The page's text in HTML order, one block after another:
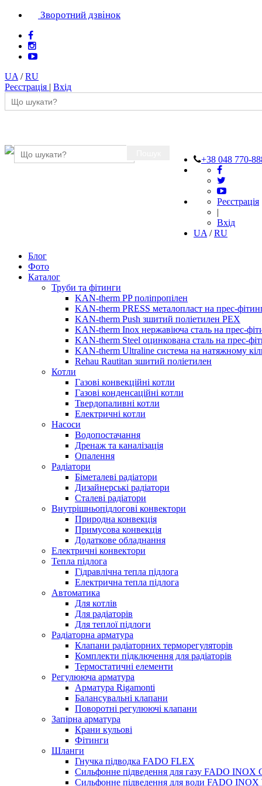
Зворотний дзвінок
UA /RU
Реєстрація | Вхід
+38 048 770-
Реєстрація
|
Вхід
UA /RU
Блог
Фото
Каталог
Труби та фітинги
KAN-therm PP поліпропілен
KAN-therm PRESS металопласт на прес-
KAN-therm Push зшитий поліетилен PEX
KAN-therm Inox нержавіюча сталь на прес-
KAN-therm Steel оцинкована сталь на прес-
KAN-therm Ultraline система на натяжному
Rehau Rautitan зшитий поліетилен
Котли
Газові конвекційні котли
Газові конденсаційні котли
Твердопаливні котли
Електричні котли
Насоси
Водопостачання
Дренаж та каналізація
Опалення
Радіатори
Біметалеві радіатори
Дизайнерські радіатори
Сталеві радіатори
Внутрішньопідлогові конвектори
Природна конвекція
Примусова конвекція
Додаткове обладнання
Електричні конвектори
Тепла підлога
Гідравлічна тепла підлога
Електрична тепла підлога
Автоматика
Для котлів
Для радіаторів
Для теплої підлоги
Радіаторна арматура
Клапани радіаторних терморегуляторів
Комплекти підключення для радіаторів
Термостатичні елементи
Регулююча арматура
Арматура Rigamonti
Балансувальні клапани
Поворотні регулюючі клапани
Запірна арматура
Крани кульові
Фітинги
Шланги
Гнучка підводка FADO FLEX
Сильфонне підведення для газу FADO INOX
Сильфонне підведення для води FADO INOX